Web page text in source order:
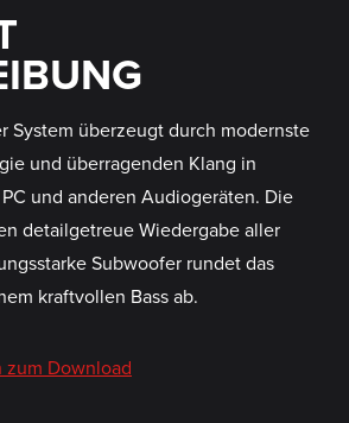
System überzeugt durch modernste
und überragenden Klang in
und anderen Audiogeräten. Die
detailgetreue Wiedergabe aller
Subwoofer rundet das
kraftvollen Bass ab.
Download